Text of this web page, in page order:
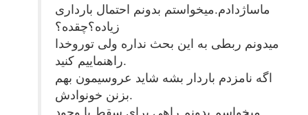
ماساژدادم.میخواستم بدونم احتمال بارداری
زیاده؟چقده؟
میدونم ربطی به این بحث نداره ولی توروخدا
راهنماییم کنید.
اگه نامزدم باردار بشه شاید عروسیمون بهم
بزنن خونوادش.
میخواسم بدونم راهی برای سقط با وجود